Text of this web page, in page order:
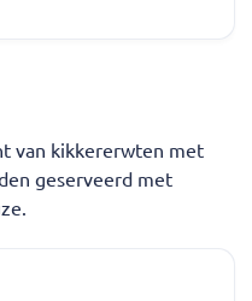
van kikkererwten met
geserveerd met